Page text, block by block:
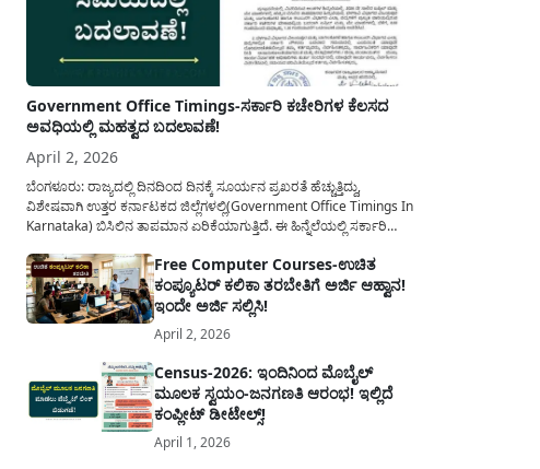
Government Office Timings-ಸರ್ಕಾರಿ ಕಚೇರಿಗಳ ಕೆಲಸದ
ಅವಧಿಯಲ್ಲಿ ಮಹತ್ವದ ಬದಲಾವಣೆ!
April 2, 2026
ಬೆಂಗಳೂರು: ರಾಜ್ಯದಲ್ಲಿ ದಿನದಿಂದ ದಿನಕ್ಕೆ ಸೂರ್ಯನ ಪ್ರಖರತೆ ಹೆಚ್ಚುತ್ತಿದ್ದು,
ವಿಶೇಷವಾಗಿ ಉತ್ತರ ಕರ್ನಾಟಕದ ಜಿಲ್ಲೆಗಳಲ್ಲಿ(Government Office Timings In
Karnataka) ಬಿಸಿಲಿನ ತಾಪಮಾನ ಏರಿಕೆಯಾಗುತ್ತಿದೆ. ಈ ಹಿನ್ನೆಲೆಯಲ್ಲಿ ಸರ್ಕಾರಿ
ಸರ್ಕಾರವು ಮಹತ್ವದ ನಿರ್ಧಾರವೊಂದನ್ನು ಕೈಗೊಂಡಿದೆ. ಕಿತ್ತೂರು ಕರ್ನಾಟಕ ಮತ್ತು
ಕಲ್ಯಾಣ ಕರ್ನಾಟಕದ ಒಟ್ಟು 9 ಜಿಲ್ಲೆಗಳಲ್ಲಿ ಏಪ್ರಿಲ್...
Free Computer Courses-ಉಚಿತ
ಕಂಪ್ಯೂಟರ್ ಕಲಿಕಾ ತರಬೇತಿಗೆ ಅರ್ಜಿ ಆಹ್ವಾನ!
ಇಂದೇ ಅರ್ಜಿ ಸಲ್ಲಿಸಿ!
April 2, 2026
Census-2026: ಇಂದಿನಿಂದ ಮೊಬೈಲ್
ಮೂಲಕ ಸ್ವಯಂ-ಜನಗಣತಿ ಆರಂಭ! ಇಲ್ಲಿದೆ
ಕಂಪ್ಲೀಟ್ ಡೀಟೇಲ್ಸ್!
April 1, 2026